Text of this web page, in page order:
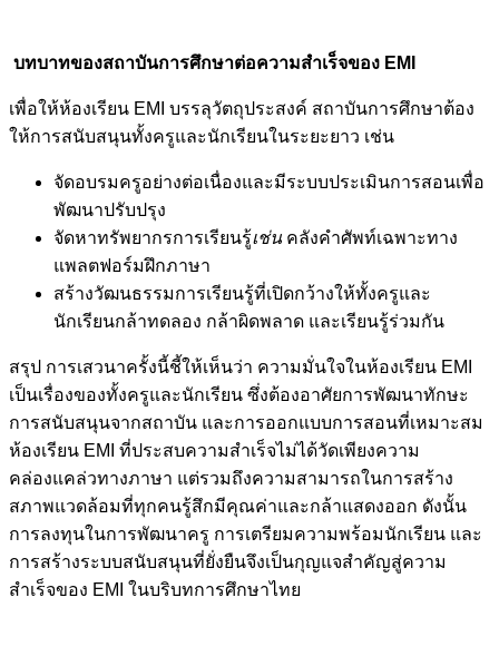
บทบาทของสถาบันการศึกษาต่อความสำเร็จของ EMI
เพื่อให้ห้องเรียน EMI บรรลุวัตถุประสงค์ สถาบันการศึกษาต้อง
ให้การสนับสนุนทั้งครูและนักเรียนในระยะยาว เช่น
จัดอบรมครูอย่างต่อเนื่องและมีระบบประเมินการสอนเพื่อ
พัฒนาปรับปรุง
จัดหาทรัพยากรการเรียนรู้เช่น คลังคำศัพท์เฉพาะทาง
แพลตฟอร์มฝึกภาษา
สร้างวัฒนธรรมการเรียนรู้ที่เปิดกว้างให้ทั้งครูและ
นักเรียนกล้าทดลอง กล้าผิดพลาด และเรียนรู้ร่วมกัน
สรุป การเสวนาครั้งนี้ชี้ให้เห็นว่า ความมั่นใจในห้องเรียน EMI
เป็นเรื่องของทั้งครูและนักเรียน ซึ่งต้องอาศัยการพัฒนาทักษะ
การสนับสนุนจากสถาบัน และการออกแบบการสอนที่เหมาะสม
ห้องเรียน EMI ที่ประสบความสำเร็จไม่ได้วัดเพียงความ
คล่องแคล่วทางภาษา แต่รวมถึงความสามารถในการสร้าง
สภาพแวดล้อมที่ทุกคนรู้สึกมีคุณค่าและกล้าแสดงออก ดังนั้น
การลงทุนในการพัฒนาครู การเตรียมความพร้อมนักเรียน และ
การสร้างระบบสนับสนุนที่ยั่งยืนจึงเป็นกุญแจสำคัญสู่ความ
สำเร็จของ EMI ในบริบทการศึกษาไทย